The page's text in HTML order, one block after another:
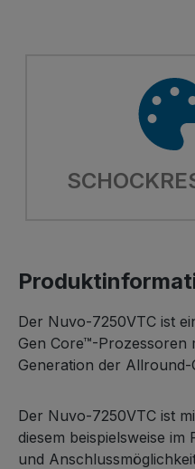
Der Nuvo-7250VTC ist
Gen Core™-Prozessoren
Generation der
Der Nuvo-7250VTC ist
diesem beispielsweise
und